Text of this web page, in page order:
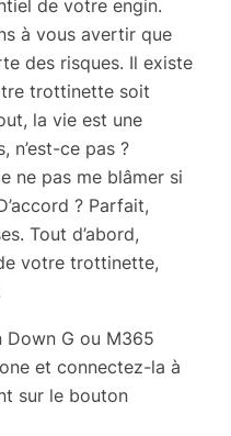
de votre engin.
à vous avertir que
des risques. Il existe
trottinette soit
la vie est une
n’est-ce pas ?
ne pas me blâmer si
? Parfait,
Tout d’abord,
votre trottinette,
Down G ou M365
et connectez-la à
sur le bouton